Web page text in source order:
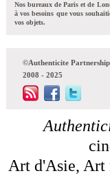
Nos bureaux de Paris et de
à vos besoins que vous
vos objets.
©Authenticite Partnership
2008 - 2025
Art d'Asie, Art